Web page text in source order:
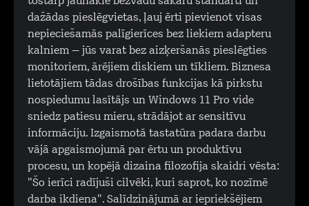
dažādas pieslēgvietas, ļauj ērti pievienot visas
nepieciešamās palīgierīces bez liekiem adapteru
kalniem – jūs varat bez aizķeršanās pieslēgties
monitoriem, ārējiem diskiem un tīkliem. Biznesa
lietotājiem tādas drošības funkcijas kā pirkstu
nospiedumu lasītājs un Windows 11 Pro vide
sniedz patiesu mieru, strādājot ar sensitīvu
informāciju. Izgaismotā tastatūra padara darbu
vājā apgaismojumā par ērtu un produktīvu
procesu, un kopējā dizaina filozofija skaidri vēsta:
"Šo ierīci radījuši cilvēki, kuri saprot, ko nozīmē
darba ikdiena". Salīdzinājumā ar iepriekšējiem